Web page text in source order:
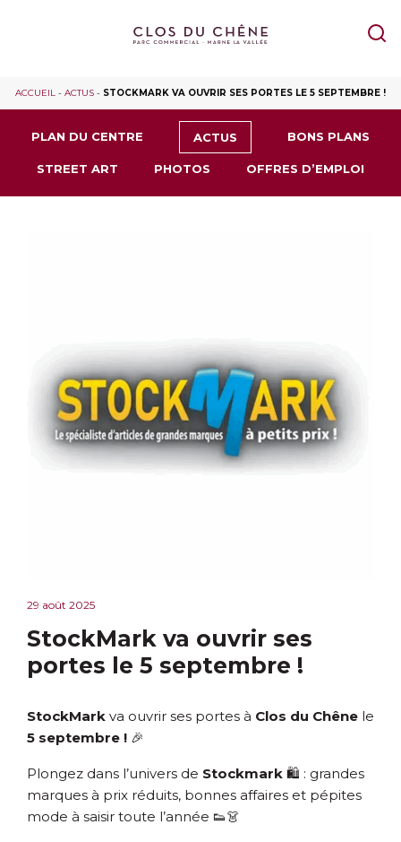
ACCUEIL - ACTUS - STOCKMARK VA OUVRIR SES PORTES LE 5 SEPTEMBRE !
PLAN DU CENTRE ACTUS BONS PLANS
STREET ART PHOTOS OFFRES D’EMPLOI
29 août 2025
StockMark va ouvrir ses
portes le 5 septembre !
StockMark va ouvrir ses portes à Clos du Chêne le
5 septembre ! 🎉
Plongez dans l’univers de Stockmark 🛍️ : grandes
marques à prix réduits, bonnes affaires et pépites
mode à saisir toute l’année 👟👗